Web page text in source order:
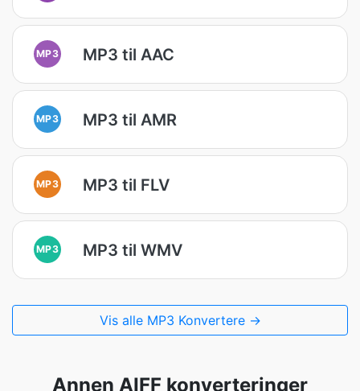
MP3 MP3 til AAC
MP3 MP3 til AMR
MP3 MP3 til FLV
MP3 MP3 til WMV
Vis alle MP3 Konvertere →
Annen AIFF konverteringer